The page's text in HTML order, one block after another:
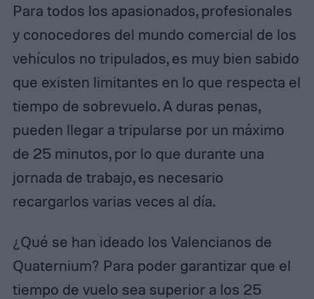
Para todos los apasionados, profesionales
y conocedores del mundo comercial de los
vehículos no tripulados, es muy bien sabido
que existen limitantes en lo que respecta el
tiempo de sobrevuelo. A duras penas,
pueden llegar a tripularse por un máximo
de 25 minutos, por lo que durante una
jornada de trabajo, es necesario
recargarlos varias veces al día.
¿Qué se han ideado los Valencianos de
Quaternium? Para poder garantizar que el
tiempo de vuelo sea superior a los 25